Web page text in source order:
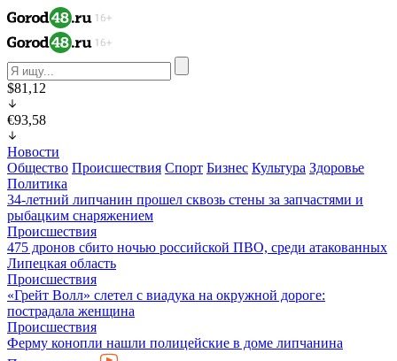
$81,12
€93,58
Новости
Общество Происшествия Спорт Бизнес Культура Здоровье
Политика
34-летний липчанин прошел сквозь стены за запчастями и
рыбацким снаряжением
Происшествия
475 дронов сбито ночью российской ПВО, среди атакованных
Липецкая область
Происшествия
«Грейт Волл» слетел с виадука на окружной дороге:
пострадала женщина
Происшествия
Ферму конопли нашли полицейские в доме липчанина